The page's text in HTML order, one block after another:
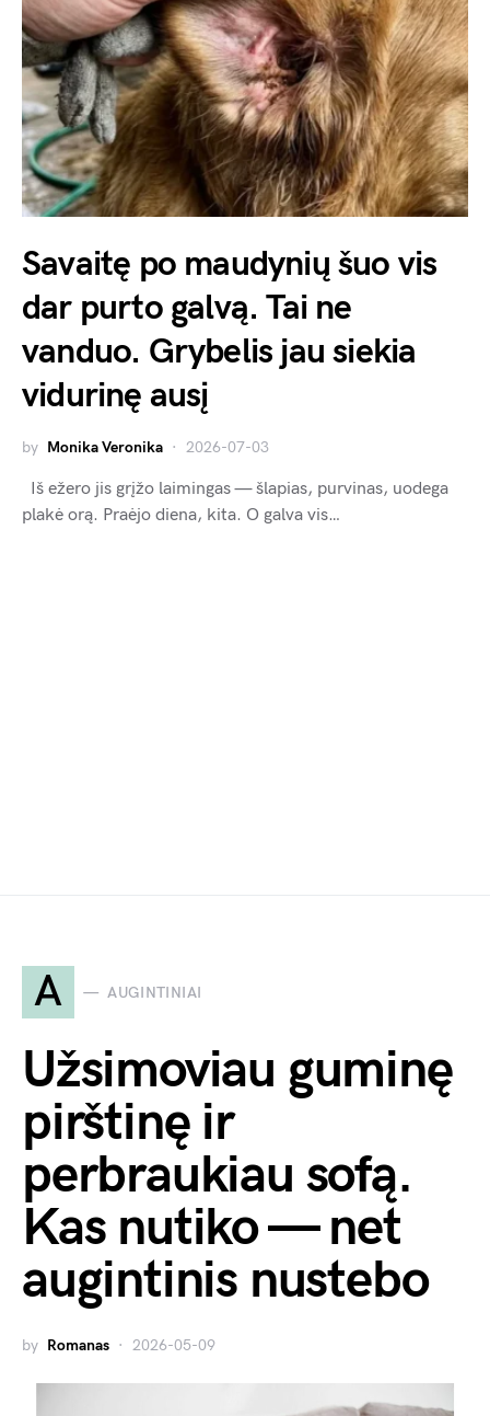
Savaitę po maudynių šuo vis
dar purto galvą. Tai ne
vanduo. Grybelis jau siekia
vidurinę ausį
by Monika Veronika 2026-07-03
Iš ežero jis grįžo laimingas — šlapias, purvinas, uodega
plakė orą. Praėjo diena, kita. O galva vis…
A AUGINTINIAI
Užsimoviau guminę
pirštinę ir
perbraukiau sofą.
Kas nutiko — net
augintinis nustebo
by Romanas 2026-05-09